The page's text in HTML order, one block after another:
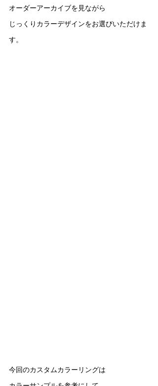
オーダーアーカイブを見ながら
じっくりカラーデザインをお選びいただけま
す。
今回のカスタムカラーリングは